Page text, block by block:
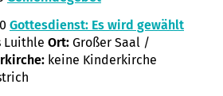
Gottesdienst: Es wird gewählt
Luithle Ort: Großer Saal /
keine Kinderkirche